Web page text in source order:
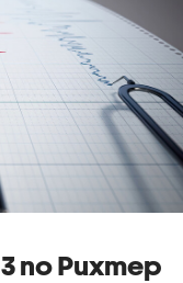
по Рихтер